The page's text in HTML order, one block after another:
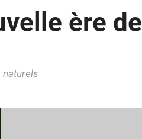
ère de
naturels